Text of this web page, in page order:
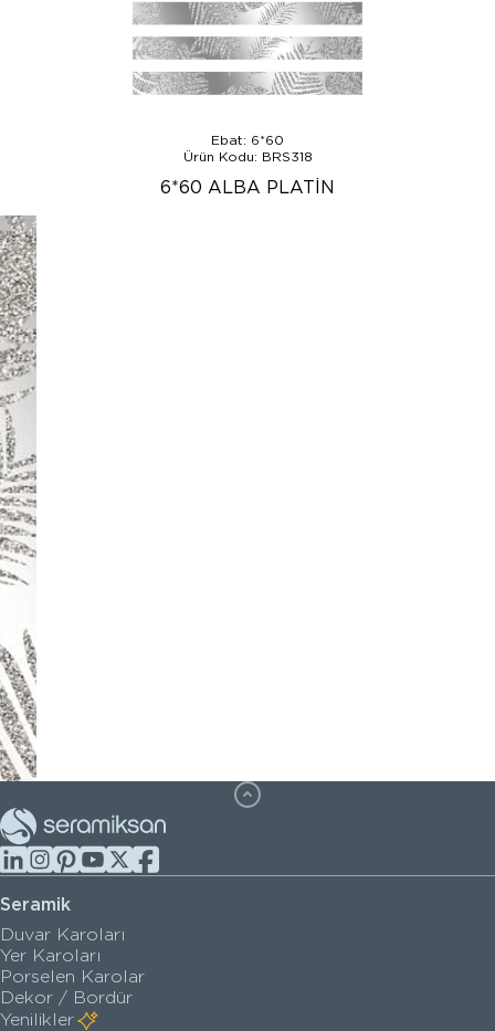
Ebat: 6*60
Ürün Kodu: BRS318
6*60 ALBA PLATİN
Seramik
Duvar Karoları
Yer Karoları
Porselen Karolar
Dekor / Bordür
Yenilikler